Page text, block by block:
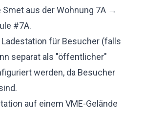
Smet aus der Wohnung 7A →
#7A.
für Besucher (falls
separat als "öffentlicher"
werden, da Besucher
auf einem VME-Gelände